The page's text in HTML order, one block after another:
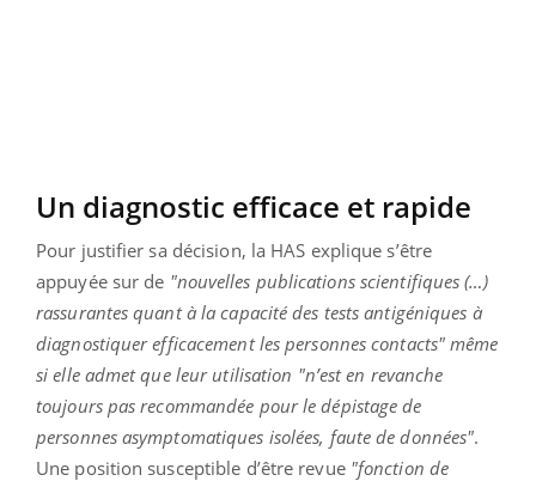
Un diagnostic efficace et rapide
Pour justifier sa décision, la HAS explique s’être
appuyée sur de "nouvelles publications scientifiques (…)
rassurantes quant à la capacité des tests antigéniques à
diagnostiquer efficacement les personnes contacts" même
si elle admet que leur utilisation "n’est en revanche
toujours pas recommandée pour le dépistage de
personnes asymptomatiques isolées, faute de données".
Une position susceptible d’être revue "fonction de